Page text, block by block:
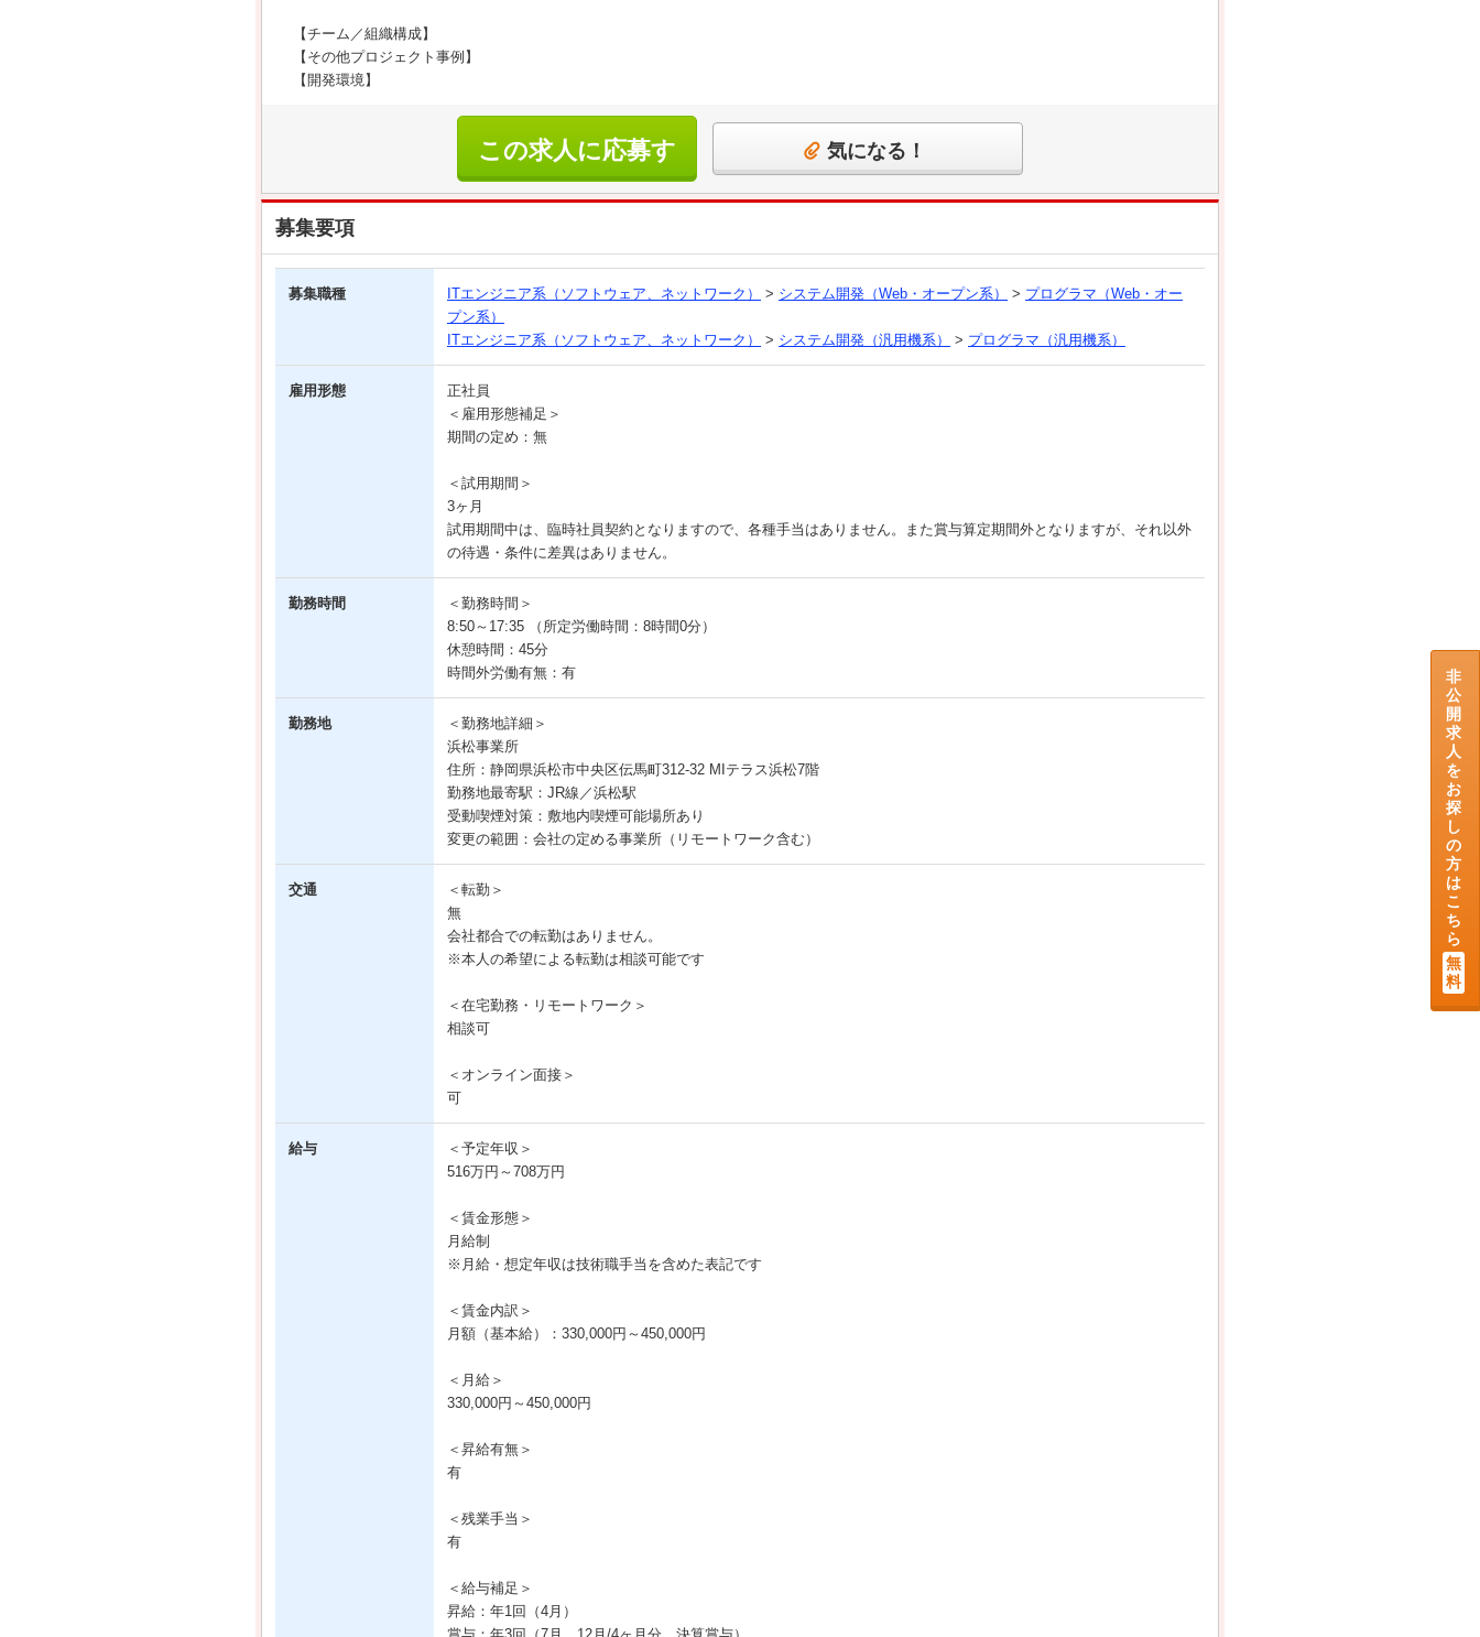
【チーム／組織構成】
【その他プロジェクト事例】
【開発環境】
この求人に応募す
る
気になる！
募集要項
募集職種 ITエンジニア系（ソフトウェア、ネットワーク） > システム開発（Web・オープン系） > プログラマ（Web・オー
プン系）
ITエンジニア系（ソフトウェア、ネットワーク）
> システム開発（汎用機系） > プログラマ（汎用機系）
雇用形態
正社員
＜雇用形態補足＞
期間の定め：無
＜試用期間＞
3ヶ月
試用期間中は、臨時社員契約となりますので、各種手当はありません。また賞与算定期間外となりますが、それ以外
の待遇・条件に差異はありません。
勤務時間
＜勤務時間＞
8:50～17:35 （所定労働時間：8時間0分）
休憩時間：45分
時間外労働有無：有
勤務地
＜勤務地詳細＞
浜松事業所
住所：静岡県浜松市中央区伝馬町312-32 MIテラス浜松7階
勤務地最寄駅：JR線／浜松駅
受動喫煙対策：敷地内喫煙可能場所あり
変更の範囲：会社の定める事業所（リモートワーク含む）
交通
＜転勤＞
無
会社都合での転勤はありません。
※本人の希望による転勤は相談可能です
＜在宅勤務・リモートワーク＞
相談可
＜オンライン面接＞
可
給与
＜予定年収＞
516万円～708万円
＜賃金形態＞
月給制
※月給・想定年収は技術職手当を含めた表記です
＜賃金内訳＞
月額（基本給）：330,000円～450,000円
＜月給＞
330,000円～450,000円
＜昇給有無＞
有
＜残業手当＞
有
＜給与補足＞
昇給：年1回（4月）
非
公
開
求
人
を
お
探
し
の
方
は
こ
ち
ら
無
料